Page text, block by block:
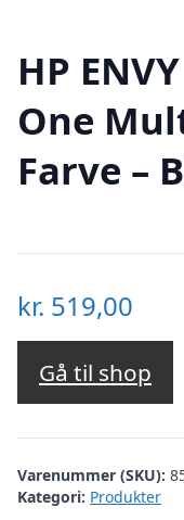
HP
One
Farve –
kr. 519,00
Gå til shop
Varenummer (SKU):
Kategori: Produkter